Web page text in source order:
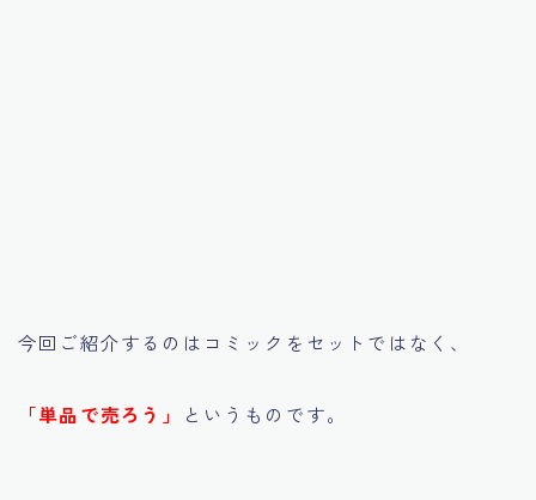
今回ご紹介するのはコミックをセットではなく、
「単品で売ろう」 というものです。